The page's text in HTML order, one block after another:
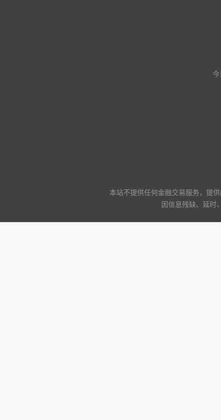
本站不提供任何金融交易服务，提
因信息残缺、延时